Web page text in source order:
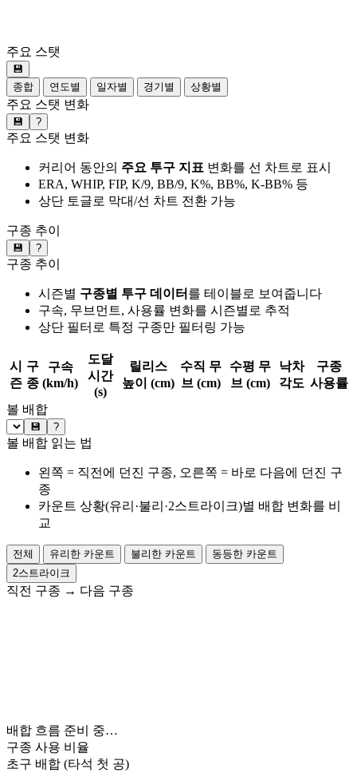
주요 스탯
💾
종합
연도별 일자별 경기별 상황별
주요 스탯 변화
💾 ?
주요 스탯 변화
커리어 동안의 주요 투구 지표 변화를 선 차트로 표시
ERA, WHIP, FIP, K/9, BB/9, K%, BB%, K-BB% 등
상단 토글로 막대/선 차트 전환 가능
구종 추이
💾 ?
구종 추이
시즌별 구종별 투구 데이터 를 테이블로 보여줍니다
구속, 무브먼트, 사용률 변화를 시즌별로 추적
상단 필터로 특정 구종만 필터링 가능
시
즌
구
종
구속
(km/h)
도달
시간
(s)
릴리스
높이 (cm)
수직 무
브 (cm)
수평 무
브 (cm)
낙차
각도
구종
사용률
볼 배합
💾 ?
볼 배합 읽는 법
왼쪽 = 직전에 던진 구종, 오른쪽 = 바로 다음에 던진 구
종
카운트 상황(유리·불리·2스트라이크)별 배합 변화를 비
교
전체 유리한 카운트 불리한 카운트
동등한 카운트
2스트라이크
직전 구종 → 다음 구종
배합 흐름 준비 중…
구종 사용 비율
초구 배합 (타석 첫 공)